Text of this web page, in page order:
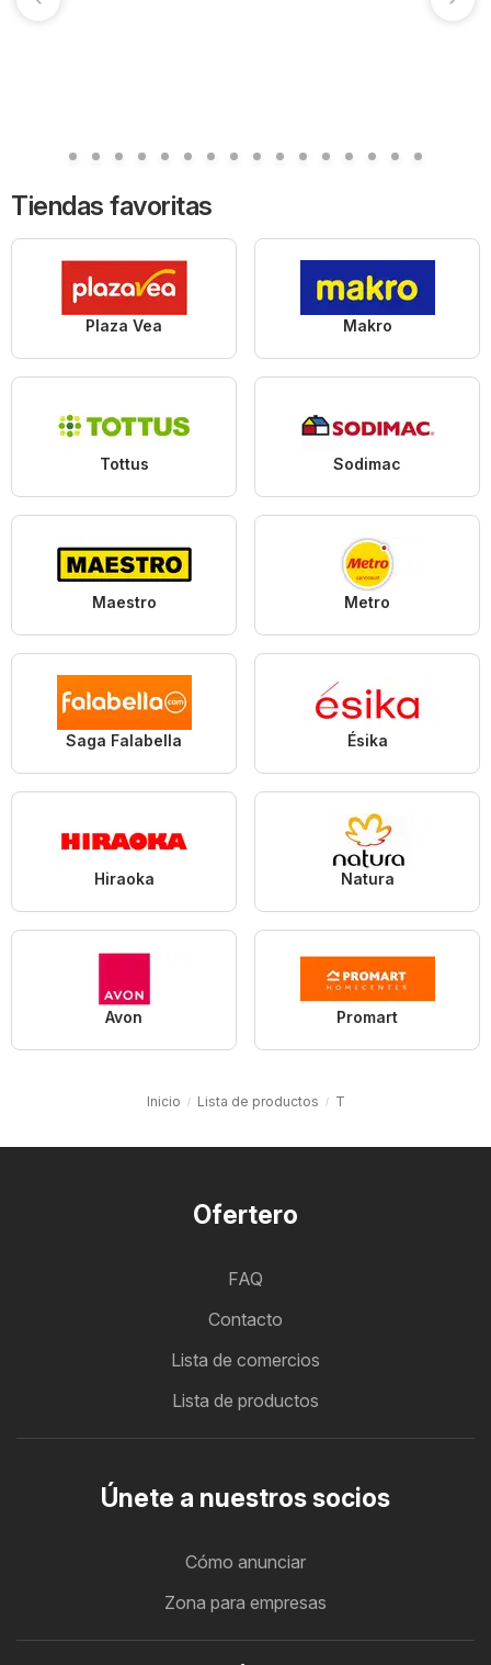
Tiendas favoritas
Plaza Vea Makro
Tottus Sodimac
Maestro Metro
Saga Falabella Ésika
Hiraoka Natura
Avon Promart
Inicio Lista de productos T
Ofertero
FAQ
Contacto
Lista de comercios
Lista de productos
Únete a nuestros socios
Cómo anunciar
Zona para empresas